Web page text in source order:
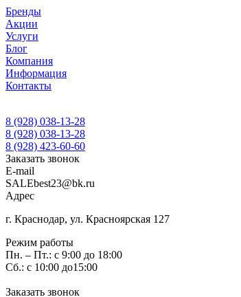
Бренды
Акции
Услуги
Блог
Компания
Информация
Контакты
8 (928) 038-13-28
8 (928) 038-13-28
8 (928) 423-60-60
Заказать звонок
E-mail
SALEbest23@bk.ru
Адрес
г. Краснодар, ул. Красноярская 127
Режим работы
Пн. – Пт.: с 9:00 до 18:00
Сб.: с 10:00 до15:00
Заказать звонок